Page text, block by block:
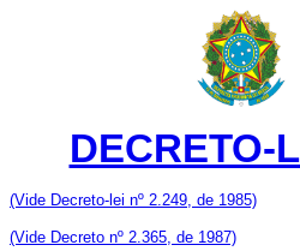
DECRETO-
(Vide Decreto-lei nº 2.249, de 1985)
(Vide Decreto nº 2.365, de 1987)